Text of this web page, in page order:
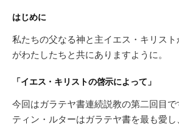
はじめに
私たちの父なる神と主イエス・キリスト
がわたしたちと共にありますように。
「イエス・キリストの啓示によって」
今回はガラテヤ書連続説教の第二回目
ティン・ルターはガラテヤ書を最も愛し